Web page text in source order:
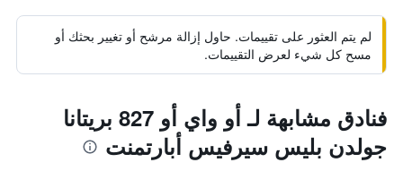
لم يتم العثور على تقييمات. حاول إزالة مرشح أو تغيير بحثك أو
مسح كل شيء لعرض التقييمات.
فنادق مشابهة لـ أو واي أو 827 بريتانا
جولدن بليس سيرفيس أبارتمنت